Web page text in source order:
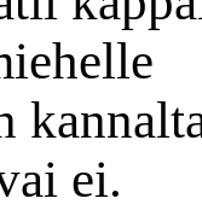
ei.